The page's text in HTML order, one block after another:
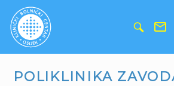
POLIKLINIKA